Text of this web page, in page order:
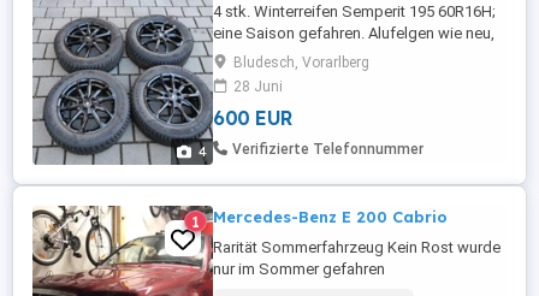
4
4 stk. Winterreifen Semperit 195 60R16H;
eine Saison gefahren. Alufelgen wie neu,
keine Kratzer oder Beschädigungen.
Passen auf VW Polo, Taigo,... LK 4x100.
Nur Abholung, kein Versand
Bludesch, Vorarlberg
28 Juni
600 EUR
Verifizierte Telefonnummer
1 Mercedes-Benz E 200 Cabrio
Rarität Sommerfahrzeug Kein Rost wurde
nur im Sommer gefahren